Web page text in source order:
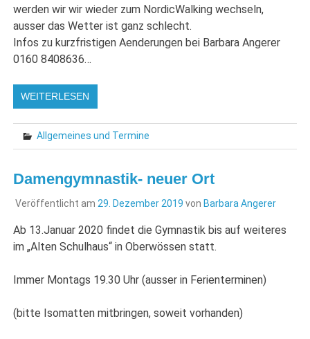
werden wir wir wieder zum NordicWalking wechseln,
ausser das Wetter ist ganz schlecht.
Infos zu kurzfristigen Aenderungen bei Barbara Angerer
0160 8408636…
WEITERLESEN
Allgemeines und Termine
Damengymnastik- neuer Ort
Veröffentlicht am 29. Dezember 2019 von Barbara Angerer
Ab 13.Januar 2020 findet die Gymnastik bis auf weiteres
im „Alten Schulhaus“ in Oberwössen statt.
Immer Montags 19.30 Uhr (ausser in Ferienterminen)
(bitte Isomatten mitbringen, soweit vorhanden)